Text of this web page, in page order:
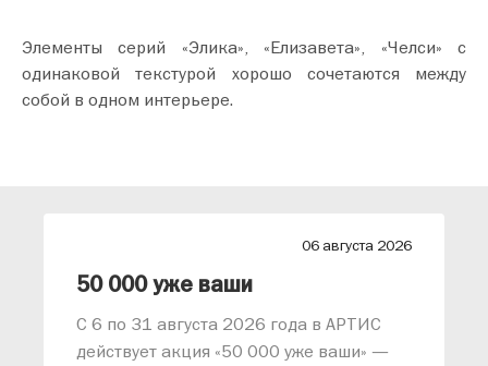
Элементы серий «Элика», «Елизавета», «Челси» с
одинаковой текстурой хорошо сочетаются между
собой в одном интерьере.
06 августа 2026
50 000 уже ваши
С 6 по 31 августа 2026 года в АРТИС
действует акция «50 000 уже ваши» —